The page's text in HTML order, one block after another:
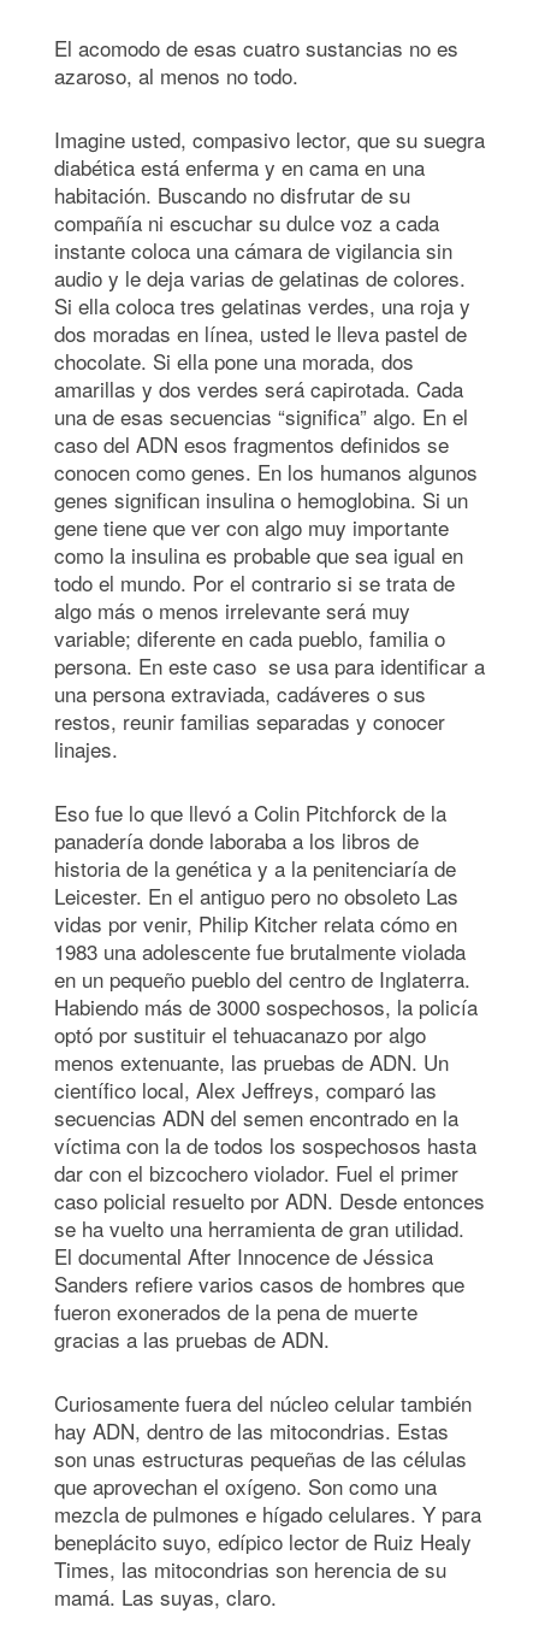
El acomodo de esas cuatro sustancias no es
azaroso, al menos no todo.
Imagine usted, compasivo lector, que su suegra
diabética está enferma y en cama en una
habitación. Buscando no disfrutar de su
compañía ni escuchar su dulce voz a cada
instante coloca una cámara de vigilancia sin
audio y le deja varias de gelatinas de colores.
Si ella coloca tres gelatinas verdes, una roja y
dos moradas en línea, usted le lleva pastel de
chocolate. Si ella pone una morada, dos
amarillas y dos verdes será capirotada. Cada
una de esas secuencias “significa” algo. En el
caso del ADN esos fragmentos definidos se
conocen como genes. En los humanos algunos
genes significan insulina o hemoglobina. Si un
gene tiene que ver con algo muy importante
como la insulina es probable que sea igual en
todo el mundo. Por el contrario si se trata de
algo más o menos irrelevante será muy
variable; diferente en cada pueblo, familia o
persona. En este caso se usa para identificar a
una persona extraviada, cadáveres o sus
restos, reunir familias separadas y conocer
linajes.
Eso fue lo que llevó a Colin Pitchforck de la
panadería donde laboraba a los libros de
historia de la genética y a la penitenciaría de
Leicester. En el antiguo pero no obsoleto Las
vidas por venir, Philip Kitcher relata cómo en
1983 una adolescente fue brutalmente violada
en un pequeño pueblo del centro de Inglaterra.
Habiendo más de 3000 sospechosos, la policía
optó por sustituir el tehuacanazo por algo
menos extenuante, las pruebas de ADN. Un
científico local, Alex Jeffreys, comparó las
secuencias ADN del semen encontrado en la
víctima con la de todos los sospechosos hasta
dar con el bizcochero violador. Fuel el primer
caso policial resuelto por ADN. Desde entonces
se ha vuelto una herramienta de gran utilidad.
El documental After Innocence de Jéssica
Sanders refiere varios casos de hombres que
fueron exonerados de la pena de muerte
gracias a las pruebas de ADN.
Curiosamente fuera del núcleo celular también
hay ADN, dentro de las mitocondrias. Estas
son unas estructuras pequeñas de las células
que aprovechan el oxígeno. Son como una
mezcla de pulmones e hígado celulares. Y para
beneplácito suyo, edípico lector de Ruiz Healy
Times, las mitocondrias son herencia de su
mamá. Las suyas, claro.